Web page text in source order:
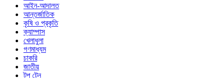
আইন-আদালত
আন্তর্জাতিক
কৃষি ও প্রকৃতি
ক্যাম্পাস
খেলাধুলা
গণমাধ্যম
চাকরি
জাতীয়
টপ টেন